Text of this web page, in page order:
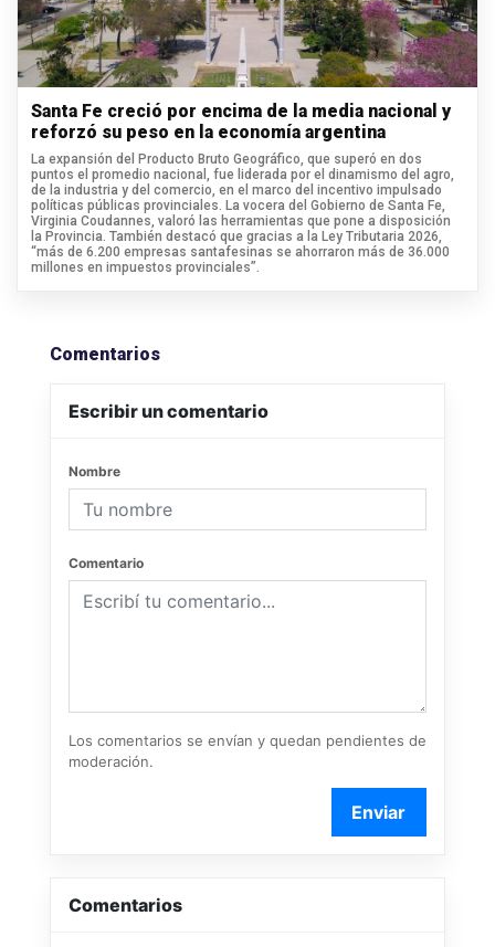
Santa Fe creció por encima de la media nacional y
reforzó su peso en la economía argentina
La expansión del Producto Bruto Geográfico, que superó en dos
puntos el promedio nacional, fue liderada por el dinamismo del agro,
de la industria y del comercio, en el marco del incentivo impulsado
políticas públicas provinciales. La vocera del Gobierno de Santa Fe,
Virginia Coudannes, valoró las herramientas que pone a disposición
la Provincia. También destacó que gracias a la Ley Tributaria 2026,
“más de 6.200 empresas santafesinas se ahorraron más de 36.000
millones en impuestos provinciales”.
Comentarios
Escribir un comentario
Nombre
Comentario
Los comentarios se envían y quedan pendientes de
moderación.
Enviar
Comentarios